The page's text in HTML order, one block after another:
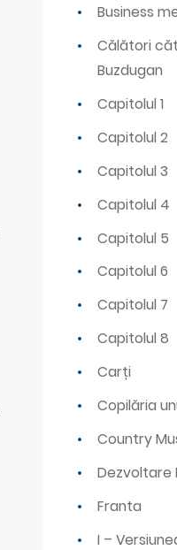
Business
Călători
Buzdugan
Capitolul 1
Capitolul 2
Capitolul 3
Capitolul 4
Capitolul 5
Capitolul 6
Capitolul 7
Capitolul 8
Carți
Copilăria
Country
Dezvoltare
Franta
I –